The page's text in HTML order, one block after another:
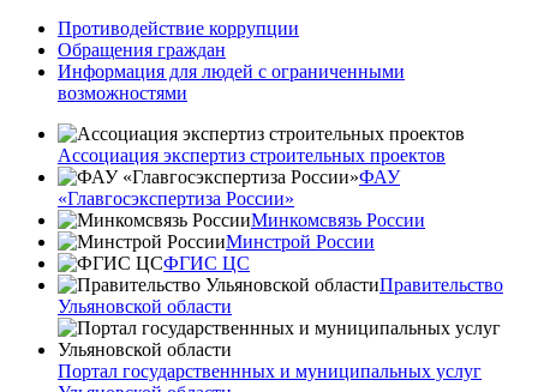
Противодействие коррупции
Обращения граждан
Информация для людей с ограниченными
возможностями
Ассоциация экспертиз строительных проектов
ФАУ
«Главгосэкспертиза России»
Минкомсвязь России
Минстрой России
ФГИС ЦС
Правительство
Ульяновской области
Портал государственнных и муниципальных услуг